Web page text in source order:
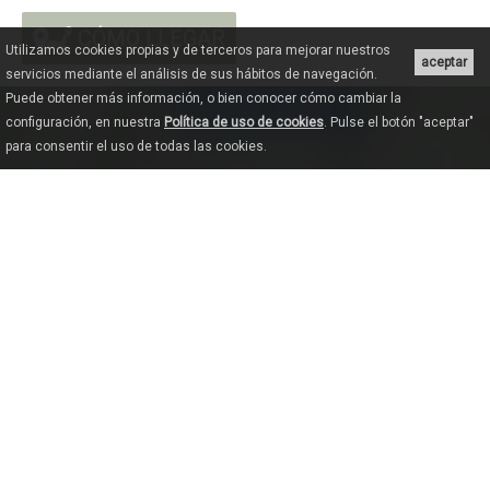
CÓMO LLEGAR
aceptar
Utilizamos cookies propias y de terceros para mejorar nuestros
servicios mediante el análisis de sus hábitos de navegación.
Puede obtener más información, o bien conocer cómo cambiar la
configuración, en nuestra Política de uso de cookies. Pulse el botón "aceptar"
para consentir el uso de todas las cookies.